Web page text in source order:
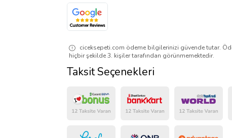
ciceksepeti.com ödeme bilgilerinizi güvende tutar.
hiçbir şekilde 3. kişiler tarafından görünmemektedir.
Taksit Seçenekleri